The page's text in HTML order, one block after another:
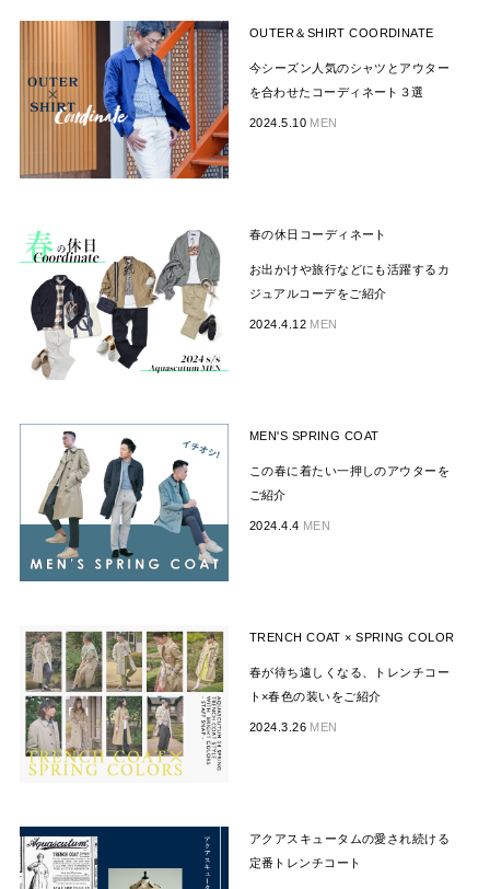
OUTER＆SHIRT COORDINATE
今シーズン人気のシャツとアウター
を合わせたコーディネート３選
2024.5.10 MEN
春の休日コーディネート
お出かけや旅行などにも活躍するカ
ジュアルコーデをご紹介
2024.4.12 MEN
MEN'S SPRING COAT
この春に着たい一押しのアウターを
ご紹介
2024.4.4 MEN
TRENCH COAT × SPRING COLOR
春が待ち遠しくなる、トレンチコー
ト×春色の装いをご紹介
2024.3.26 MEN
アクアスキュータムの愛され続ける
定番トレンチコート